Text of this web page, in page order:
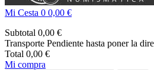
Mi Cesta 0 0,00 €
Subtotal 0,00 €
Transporte Pendiente hasta poner la
Total 0,00 €
Mi compra